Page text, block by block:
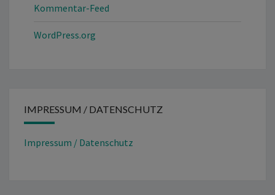
Kommentar-Feed
WordPress.org
IMPRESSUM / DATENSCHUTZ
Impressum / Datenschutz